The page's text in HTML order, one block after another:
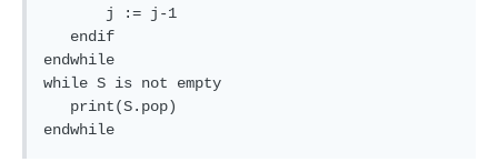
endwhile
while S is not empty